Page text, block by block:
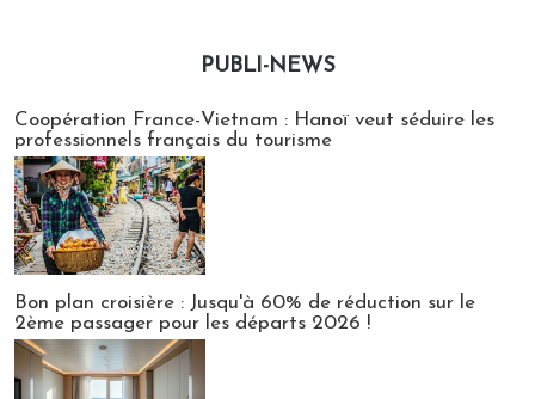
PUBLI-NEWS
Coopération France-Vietnam : Hanoï veut séduire les
professionnels français du tourisme
Bon plan croisière : Jusqu'à 60% de réduction sur le
2ème passager pour les départs 2026 !